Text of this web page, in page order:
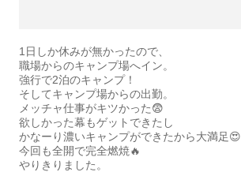
1日しか休みが無かったので、
職場からのキャンプ場へイン。
強行で2泊のキャンプ！
そしてキャンプ場からの出勤。
メッチャ仕事がキツかった😨
欲しかった幕もゲットできたし
かなーり濃いキャンプができたから大満足😍
今回も全開で完全燃焼🔥
やりきりました。